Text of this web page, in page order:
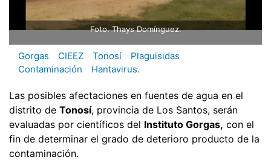
Foto. Thays Domínguez.
Gorgas CIEEZ Tonosí
Plaguisidas
Contaminación
Hantavirus.
Las posibles afectaciones en fuentes de agua en el
distrito de Tonosí, provincia de Los Santos, serán
evaluadas por científicos del Instituto Gorgas, con el
fin de determinar el grado de deterioro producto de la
contaminación.